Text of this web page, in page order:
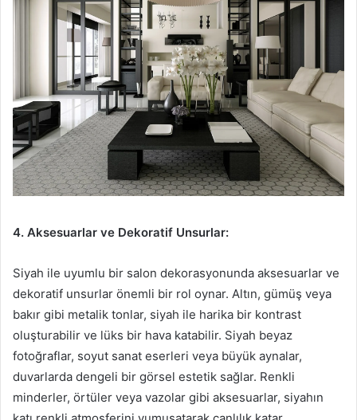
4. Aksesuarlar ve Dekoratif Unsurlar:
Siyah ile uyumlu bir salon dekorasyonunda aksesuarlar ve
dekoratif unsurlar önemli bir rol oynar. Altın, gümüş veya
bakır gibi metalik tonlar, siyah ile harika bir kontrast
oluşturabilir ve lüks bir hava katabilir. Siyah beyaz
fotoğraflar, soyut sanat eserleri veya büyük aynalar,
duvarlarda dengeli bir görsel estetik sağlar. Renkli
minderler, örtüler veya vazolar gibi aksesuarlar, siyahın